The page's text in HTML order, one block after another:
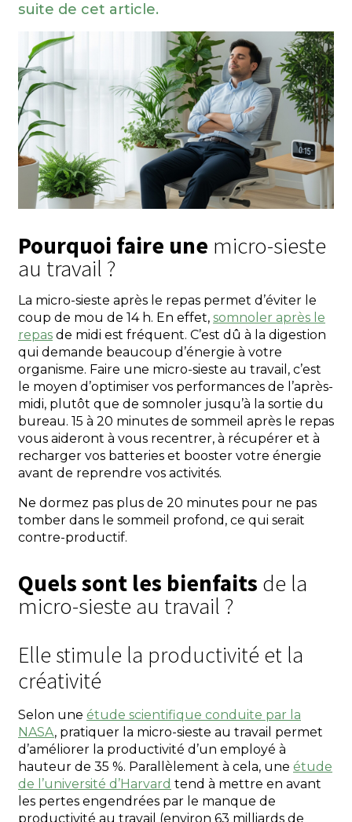
suite de cet article.
Pourquoi faire une micro-sieste
au travail ?
La micro-sieste après le repas permet d’éviter le
coup de mou de 14 h. En effet, somnoler après le
repas de midi est fréquent. C’est dû à la digestion
qui demande beaucoup d’énergie à votre
organisme. Faire une micro-sieste au travail, c’est
le moyen d’optimiser vos performances de l’après-
midi, plutôt que de somnoler jusqu’à la sortie du
bureau. 15 à 20 minutes de sommeil après le repas
vous aideront à vous recentrer, à récupérer et à
recharger vos batteries et booster votre énergie
avant de reprendre vos activités.
Ne dormez pas plus de 20 minutes pour ne pas
tomber dans le sommeil profond, ce qui serait
contre-productif.
Quels sont les bienfaits de la
micro-sieste au travail ?
Elle stimule la productivité et la
créativité
Selon une étude scientifique conduite par la
NASA, pratiquer la micro-sieste au travail permet
d’améliorer la productivité d’un employé à
hauteur de 35 %. Parallèlement à cela, une étude
de l’université d’Harvard tend à mettre en avant
les pertes engendrées par le manque de
productivité au travail (environ 63 milliards de